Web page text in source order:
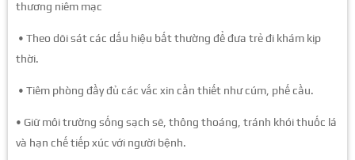
thương niêm mạc
• Theo dõi sát các dấu hiệu bất thường để đưa trẻ đi khám kịp
thời.
• Tiêm phòng đầy đủ các vắc xin cần thiết như cúm, phế cầu.
• Giữ môi trường sống sạch sẽ, thông thoáng, tránh khói thuốc lá
và hạn chế tiếp xúc với người bệnh.